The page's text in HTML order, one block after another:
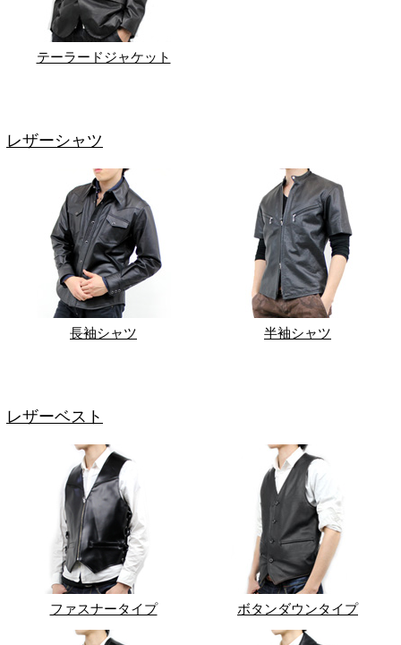
テーラードジャケット
レザーシャツ
長袖シャツ 半袖シャツ
レザーベスト
ファスナータイプ ボタンダウンタイプ